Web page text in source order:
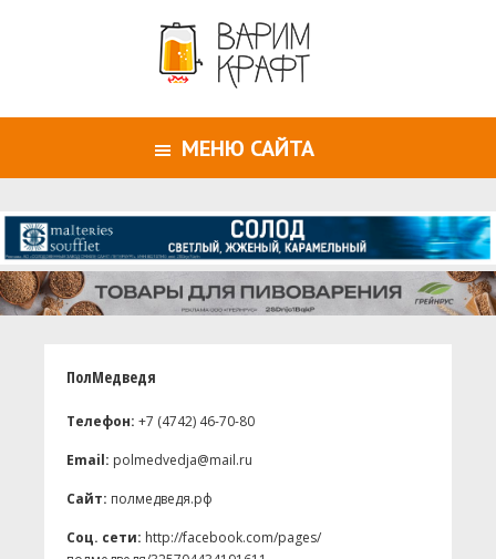
МЕНЮ САЙТА
ПолМедведя
Телефон: +7 (4742) 46-70-80
Email: polmedvedja@mail.ru
Сайт: полмедведя.рф
Соц. сети: http://facebook.com/pages/